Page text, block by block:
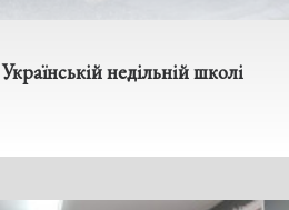
недільній школі